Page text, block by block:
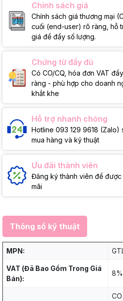
Chính sách giá
Chính sách giá thương mại
cuối (end-user) rõ ràng, hỗ
giá để đẩy số lượng.
Chứng từ đầy đủ
Có CO/CQ, hóa đơn VAT
ràng - phù hợp cho doanh
khắt khe
Hỗ trợ nhanh chóng
Hotline 093 129 9618
mua hàng và kỹ thuật
Ưu đãi thành viên
Đăng ký thành viên để
mãi
Thông số kỹ thuật
MPN:
VAT (Đã Bao Gồm Trong Giá
Bán):
8%